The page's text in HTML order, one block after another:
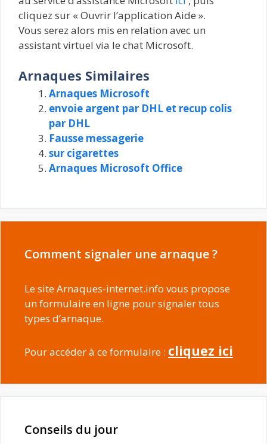
cliquez sur « Ouvrir l’application Aide ».
Vous serez alors mis en relation avec un
assistant virtuel via le chat Microsoft.
Arnaques Similaires
Arnaques Microsoft
envoie argent par DHL et recup colis
par DHL
Fausse messagerie
sur cigarettes
Arnaques Microsoft Office
Comment signaler une arnaque ?
Le site Arnaques-internet.info vous propose
un formulaire en ligne pour signaler tous
types d’arnaque.
Pour accéder à ce formulaire : cliquez ici
Conseils du jour